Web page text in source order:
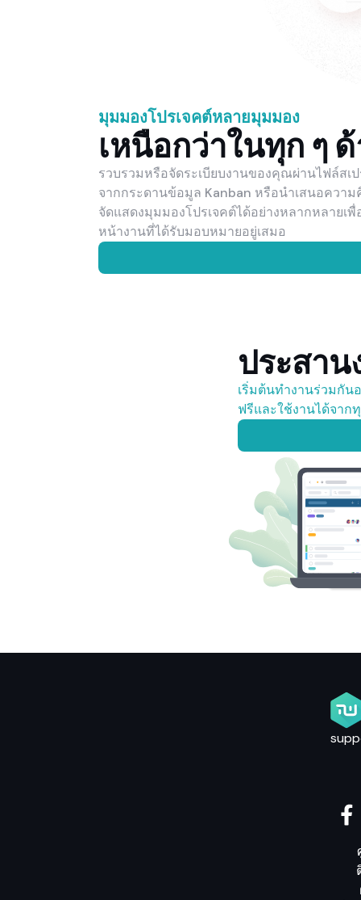
มุมมองโปรเจคต์หลายมุมมอง
เหนือกว่าในทุก ๆ
รวบรวมหรือจัดระเบียบงานของคุณผ่านไฟล์ส
จากกระดานข้อมูล Kanban หรือนำเสนอควา
จัดแสดงมุมมองโปรเจคต์ได้อย่างหลากหลาย
หน้างานที่ได้รับมอบหมายอยู่เสมอ
ประสาน
เริ่มต้นทำงานร่วมกั
ฟรีและใช้งานได้จาก